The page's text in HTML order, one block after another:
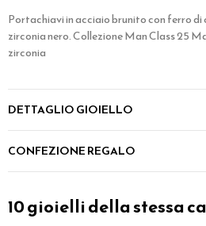
Portachiavi in acciaio brunito con ferro di
zirconia nero. Collezione Man Class 25
zirconia
DETTAGLIO GIOIELLO
CONFEZIONE REGALO
10 gioielli della stessa